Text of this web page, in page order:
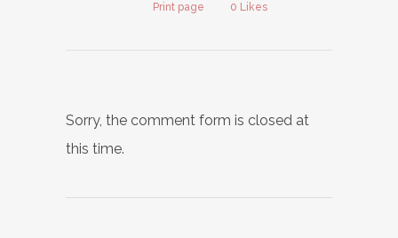
Print page 0 Likes
Sorry, the comment form is closed at
this time.